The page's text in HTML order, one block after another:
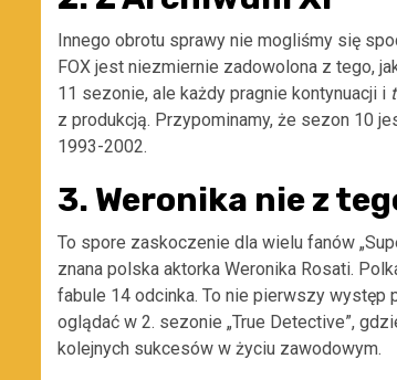
Innego obrotu sprawy nie mogliśmy się
FOX jest niezmiernie zadowolona z tego,
11 sezonie, ale każdy pragnie kontynuacji i
z produkcją. Przypominamy, że sezon 10
1993-2002.
3. Weronika nie z
To spore zaskoczenie dla wielu fanów
znana polska aktorka Weronika Rosati.
fabule 14 odcinka. To nie pierwszy występ
oglądać w 2. sezonie „True Detective”,
kolejnych sukcesów w życiu zawodowym.